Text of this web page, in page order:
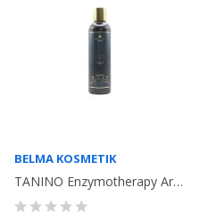
BELMA KOSMETIK
TANINO Enzymotherapy Argan oil mask 250ml. Belma Kosmetik